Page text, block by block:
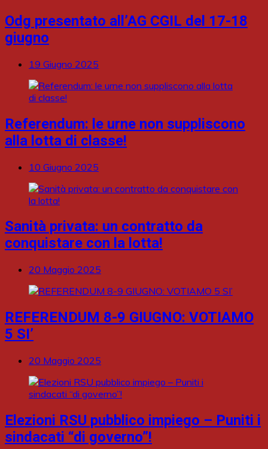
Odg presentato all’AG CGIL del 17-18
giugno
19 Giugno 2025
Referendum: le urne non suppliscono
alla lotta di classe!
10 Giugno 2025
Sanità privata: un contratto da
conquistare con la lotta!
20 Maggio 2025
REFERENDUM 8-9 GIUGNO: VOTIAMO
5 SI’
20 Maggio 2025
Elezioni RSU pubblico impiego – Puniti i
sindacati “di governo”!